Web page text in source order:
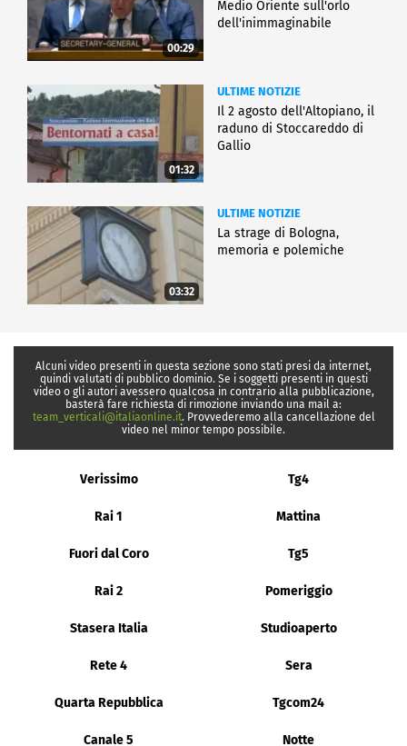
00:29
Medio Oriente sull'orlo
dell'inimmaginabile
01:32
ULTIME NOTIZIE
Il 2 agosto dell'Altopiano, il
raduno di Stoccareddo di
Gallio
03:32
ULTIME NOTIZIE
La strage di Bologna,
memoria e polemiche
Alcuni video presenti in questa sezione sono stati presi da internet,
quindi valutati di pubblico dominio. Se i soggetti presenti in questi
video o gli autori avessero qualcosa in contrario alla pubblicazione,
basterà fare richiesta di rimozione inviando una mail a:
team_verticali@italiaonline.it. Provvederemo alla cancellazione del
video nel minor tempo possibile.
Verissimo Tg4
Rai 1 Mattina
Fuori dal Coro Tg5
Rai 2 Pomeriggio
Stasera Italia Studioaperto
Rete 4 Sera
Quarta Repubblica Tgcom24
Canale 5 Notte